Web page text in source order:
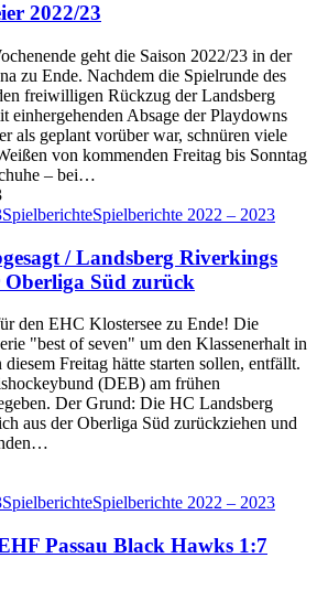
2022/23
geht die Saison 2022/23 in der
zu Ende. Nachdem die Spielrunde des
freiwilligen Rückzug der Landsberg
einhergehenden Absage der Playdowns
als geplant vorüber war, schnüren viele
von kommenden Freitag bis Sonntag
– bei…
SpielberichteSpielberichte 2022 – 2023
/ Landsberg Riverkings
Oberliga Süd zurück
den EHC Klostersee zu Ende! Die
"best of seven" um den Klassenerhalt in
Freitag hätte starten sollen, entfällt.
(DEB) am frühen
Der Grund: Die HC Landsberg
aus der Oberliga Süd zurückziehen und
SpielberichteSpielberichte 2022 – 2023
Passau Black Hawks 1:7